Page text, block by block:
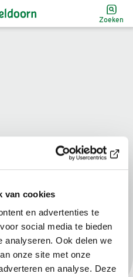
van cookies
en advertenties te
social media te bieden
analyseren. Ook delen we
onze site met onze
en analyse. Deze
Zoeken
Lees voor